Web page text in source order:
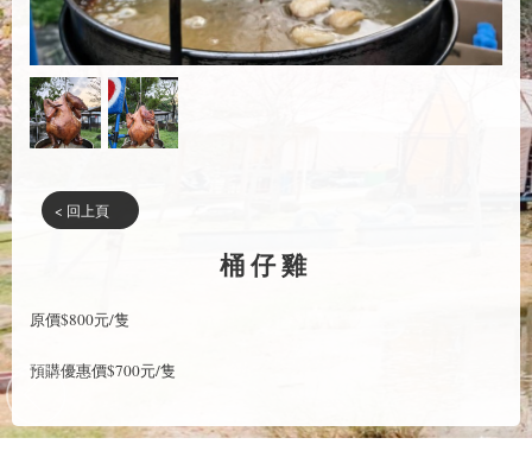
< 回上頁
桶仔雞
原價$800元/隻
預購優惠價$700元/隻